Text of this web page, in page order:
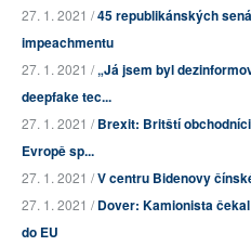
27. 1. 2021 /45 republikánských
impeachmentu
27. 1. 2021 /„Já jsem byl
deepfake tec...
27. 1. 2021 /Brexit: Britští
Evropě sp...
27. 1. 2021 /V centru Bidenovy
27. 1. 2021 /Dover: Kamionista
do EU